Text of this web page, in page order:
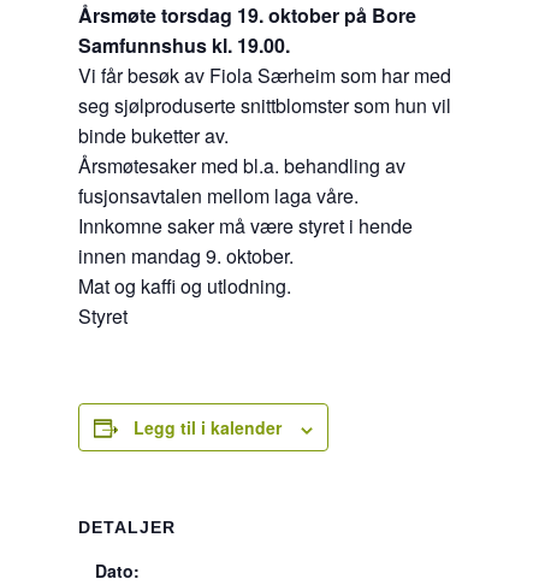
Årsmøte torsdag 19. oktober på Bore
Samfunnshus kl. 19.00.
Vi får besøk av Fiola Særheim som har med
seg sjølproduserte snittblomster som hun vil
binde buketter av.
Årsmøtesaker med bl.a. behandling av
fusjonsavtalen mellom laga våre.
Innkomne saker må være styret i hende
innen mandag 9. oktober.
Mat og kaffi og utlodning.
Styret
Legg til i kalender
DETALJER
Dato: